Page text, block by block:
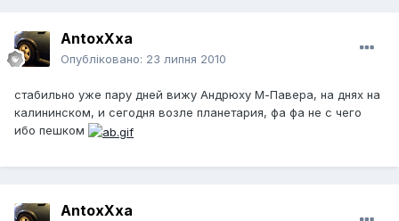
AntoxXxa
Опубліковано: 23 липня 2010
стабильно уже пару дней вижу Андрюху М-Павера, на днях на
калининском, и сегодня возле планетария, фа фа не с чего
ибо пешком
AntoxXxa